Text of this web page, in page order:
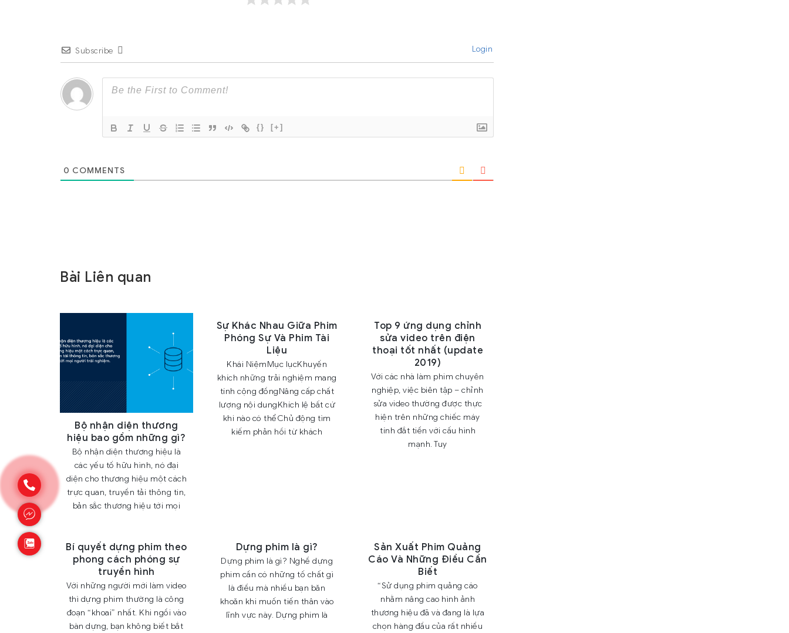
Subscribe Login
{} [+]
0 COMMENTS
Bài Liên quan
Bộ nhận diện thương
hiệu bao gồm những gì?
Bộ nhận diện thương hiệu là
các yếu tố hữu hình, nó đại
diện cho thương hiệu một cách
trực quan, truyền tải thông tin,
bản sắc thương hiệu tới mọi
Sự Khác Nhau Giữa Phim
Phóng Sự Và Phim Tài
Liệu
Khái NiệmMục lụcKhuyến
khích những trải nghiệm mang
tính cộng đồngNâng cấp chất
lượng nội dungKhích lệ bất cứ
khi nào có thểChủ động tìm
kiếm phản hồi từ khách
Top 9 ứng dụng chỉnh
sửa video trên điện
thoại tốt nhất (update
2019)
Với các nhà làm phim chuyên
nghiệp, việc biên tập – chỉnh
sửa video thường được thực
hiện trên những chiếc máy
tính đắt tiền với cấu hình
mạnh. Tuy
Bí quyết dựng phim theo
phong cách phóng sự
truyền hình
Với những người mới làm video
thì dựng phim thường là công
đoạn “khoai” nhất. Khi ngồi vào
bàn dựng, bạn không biết bắt
Dựng phim là gì?
Dựng phim là gì? Nghề dựng
phim cần có những tố chất gì
là điều mà nhiều bạn băn
khoăn khi muốn tiến thân vào
lĩnh vực này. Dựng phim là
Sản Xuất Phim Quảng
Cáo Và Những Điều Cần
Biết
“Sử dụng phim quảng cáo
nhằm nâng cao hình ảnh
thương hiệu đã và đang là lựa
chọn hàng đầu của rất nhiều